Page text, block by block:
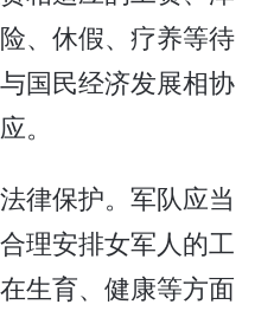
、休假、疗养等待
国民经济发展相协
。
律保护。军队应当
理安排女军人的工
生育、健康等方面